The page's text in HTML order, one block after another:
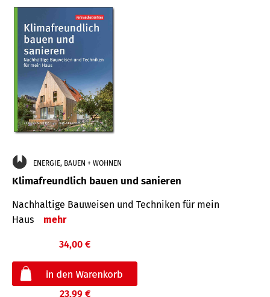
ENERGIE, BAUEN + WOHNEN
Klimafreundlich bauen und sanieren
Nachhaltige Bauweisen und Techniken für mein
Haus
mehr
34,00 €
23,99 €